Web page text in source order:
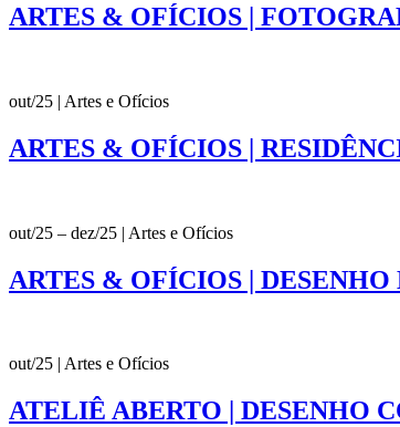
ARTES & OFÍCIOS |
out/25 | Artes e Ofícios
ARTES & OFÍCIOS |
out/25 – dez/25 | Artes e Ofícios
ARTES & OFÍCIOS |
out/25 | Artes e Ofícios
ATELIÊ ABERTO | DESENHO